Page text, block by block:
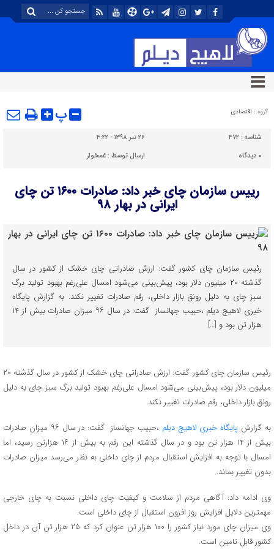
گروه : اقتصادی پ
شناسه : ۴۷۲
۲۶ تیر ۱۳۹۸ - ۴:۲۲
۰ دیدگاه ارسال توسط :غمخوار
رییس سازمان چای خبر داد: صادرات ۱۶۰۰ تن چای
ایرانی در بهار ۹۸
رئیس سازمان چای کشور گفت: ارزش صادراتی چای خشک از کشور در سال
گذشته ۲۰ میلیون دلار بود، پیش‌بینی می‌شود امسال علی‌رغم بهبود تولید برگ
سبز چای به دلیل رونق بازار داخلی، رقم صادرات تغییر نکند. به گزارش پایگاه
خبری لاهیج دیلم ،حبیب جهانساز گفت: در سال ۹۶ میزان صادرات بیش از ۱۴
هزار تن بود و […]
رئیس سازمان چای کشور گفت: ارزش صادراتی چای خشک از کشور در سال گذشته ۲۰
میلیون دلار بود، پیش‌بینی می‌شود امسال علی‌رغم بهبود تولید برگ سبز چای به دلیل
رونق بازار داخلی، رقم صادرات تغییر نکند.
به گزارش پایگاه خبری لاهیج دیلم
،حبیب جهانساز گفت: در سال ۹۶ میزان صادرات
بیش از ۱۴ هزار تن بود و در سال گذشته این رقم به بیش از ۱۶ هزارتن رسید، اما
امسال با توجه به افزایش استقبال مردم از چای داخلی به نظر می‌رسد میزان صادرات
بدون تغییر بماند.
وی ادامه داد: آگاهی مردم از سلامت و کیفیت چای داخلی نسبت به چای خارجی
مهمترین دلایل افزایش روز افزون استقبال از چای داخلی است.
وی میزان چای مورد نیاز کشور را ۱۰۰ هزار تن عنوان کرد که ۲۵ هزار تن آن در داخل
کشور قابل تامین است.